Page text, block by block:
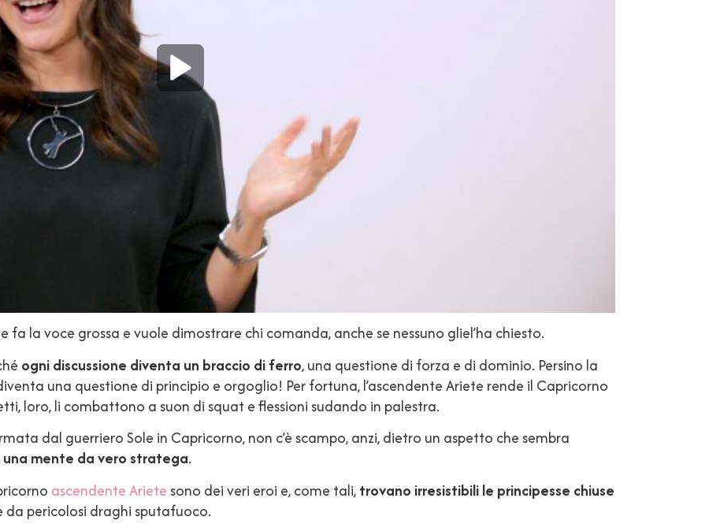
fa la voce grossa e vuole dimostrare chi comanda, anche se nessuno gliel’ha chiesto.
ogni discussione diventa un braccio di ferro, una questione di forza e di dominio. Persino la
una questione di principio e orgoglio! Per fortuna, l’ascendente Ariete rende il Capricorno
loro, li combattono a suon di squat e flessioni sudando in palestra.
dal guerriero Sole in Capricorno, non c’è scampo, anzi, dietro un aspetto che sembra
una mente da vero stratega.
ascendente Ariete sono dei veri eroi e, come tali,trovano irresistibili le principesse chiuse
pericolosi draghi sputafuoco.